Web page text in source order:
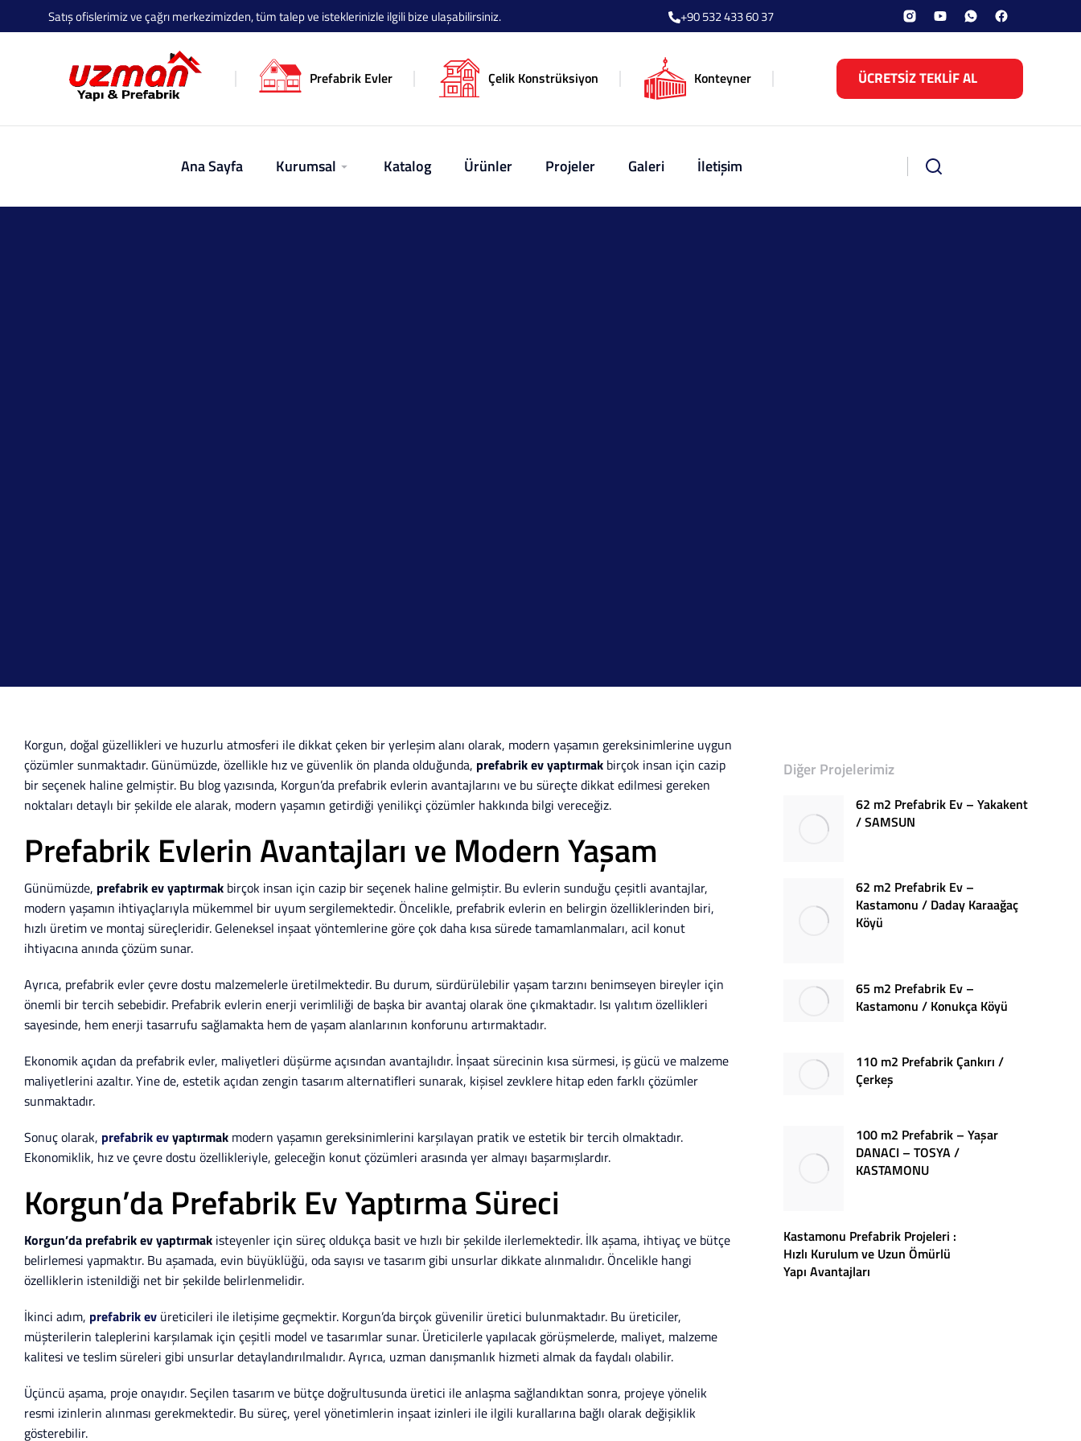
Satış ofislerimiz ve çağrı merkezimizden, tüm talep ve isteklerinizle ilgili bize ulaşabilirsiniz. +90 532 433 60 37
Prefabrik Evler Çelik Konstrüksiyon Konteyner ÜCRETSİZ TEKLİF AL
Ana Sayfa Kurumsal Katalog Ürünler Projeler Galeri İletişim
Korgun, doğal güzellikleri ve huzurlu atmosferi ile dikkat çeken bir yerleşim alanı olarak, modern yaşamın gereksinimlerine uygun
çözümler sunmaktadır. Günümüzde, özellikle hız ve güvenlik ön planda olduğunda, prefabrik ev yaptırmak birçok insan için cazip
bir seçenek haline gelmiştir. Bu blog yazısında, Korgun’da prefabrik evlerin avantajlarını ve bu süreçte dikkat edilmesi gereken
noktaları detaylı bir şekilde ele alarak, modern yaşamın getirdiği yenilikçi çözümler hakkında bilgi vereceğiz.
Prefabrik Evlerin Avantajları ve Modern Yaşam
Günümüzde, prefabrik ev yaptırmak birçok insan için cazip bir seçenek haline gelmiştir. Bu evlerin sunduğu çeşitli avantajlar,
modern yaşamın ihtiyaçlarıyla mükemmel bir uyum sergilemektedir. Öncelikle, prefabrik evlerin en belirgin özelliklerinden biri,
hızlı üretim ve montaj süreçleridir. Geleneksel inşaat yöntemlerine göre çok daha kısa sürede tamamlanmaları, acil konut
ihtiyacına anında çözüm sunar.
Ayrıca, prefabrik evler çevre dostu malzemelerle üretilmektedir. Bu durum, sürdürülebilir yaşam tarzını benimseyen bireyler için
önemli bir tercih sebebidir. Prefabrik evlerin enerji verimliliği de başka bir avantaj olarak öne çıkmaktadır. Isı yalıtım özellikleri
sayesinde, hem enerji tasarrufu sağlamakta hem de yaşam alanlarının konforunu artırmaktadır.
Ekonomik açıdan da prefabrik evler, maliyetleri düşürme açısından avantajlıdır. İnşaat sürecinin kısa sürmesi, iş gücü ve malzeme
maliyetlerini azaltır. Yine de, estetik açıdan zengin tasarım alternatifleri sunarak, kişisel zevklere hitap eden farklı çözümler
sunmaktadır.
Sonuç olarak, prefabrik evyaptırmak modern yaşamın gereksinimlerini karşılayan pratik ve estetik bir tercih olmaktadır.
Ekonomiklik, hız ve çevre dostu özellikleriyle, geleceğin konut çözümleri arasında yer almayı başarmışlardır.
Korgun’da Prefabrik Ev Yaptırma Süreci
Korgun’da prefabrik ev yaptırmak isteyenler için süreç oldukça basit ve hızlı bir şekilde ilerlemektedir. İlk aşama, ihtiyaç ve bütçe
belirlemesi yapmaktır. Bu aşamada, evin büyüklüğü, oda sayısı ve tasarım gibi unsurlar dikkate alınmalıdır. Öncelikle hangi
özelliklerin istenildiği net bir şekilde belirlenmelidir.
İkinci adım, prefabrik ev üreticileri ile iletişime geçmektir. Korgun’da birçok güvenilir üretici bulunmaktadır. Bu üreticiler,
müşterilerin taleplerini karşılamak için çeşitli model ve tasarımlar sunar. Üreticilerle yapılacak görüşmelerde, maliyet, malzeme
kalitesi ve teslim süreleri gibi unsurlar detaylandırılmalıdır. Ayrıca, uzman danışmanlık hizmeti almak da faydalı olabilir.
Üçüncü aşama, proje onayıdır. Seçilen tasarım ve bütçe doğrultusunda üretici ile anlaşma sağlandıktan sonra, projeye yönelik
resmi izinlerin alınması gerekmektedir. Bu süreç, yerel yönetimlerin inşaat izinleri ile ilgili kurallarına bağlı olarak değişiklik
gösterebilir.
Diğer Projelerimiz
62 m2 Prefabrik Ev – Yakakent
/ SAMSUN
62 m2 Prefabrik Ev –
Kastamonu / Daday Karaağaç
Köyü
65 m2 Prefabrik Ev –
Kastamonu / Konukça Köyü
110 m2 Prefabrik Çankırı /
Çerkeş
100 m2 Prefabrik – Yaşar
DANACI – TOSYA /
KASTAMONU
Kastamonu Prefabrik Projeleri :
Hızlı Kurulum ve Uzun Ömürlü
Yapı Avantajları